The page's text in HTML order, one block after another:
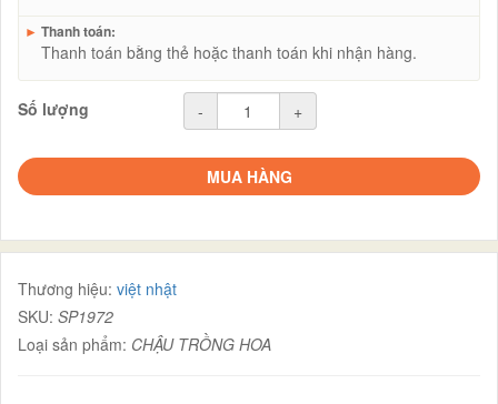
► Thanh toán:
Thanh toán bằng thẻ hoặc thanh toán khi nhận hàng.
Số lượng - +
MUA HÀNG
Thương hiệu: việt nhật
SKU: SP1972
Loại sản phẩm: CHẬU TRỒNG HOA